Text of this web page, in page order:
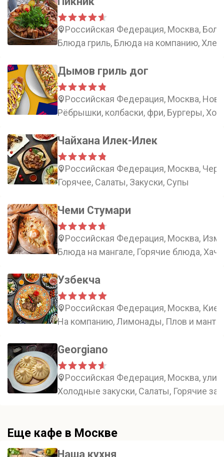
Российская Федерация, Москва,
Блюда гриль, Блюда на компанию,
Дымов гриль дог
Российская Федерация, Москва,
Рёбрышки, колбаски, фри, Бургеры,
Чайхана Илек-Илек
Российская Федерация, Москва,
Горячее, Салаты, Закуски, Супы
Чеми Стумари
Российская Федерация, Москва,
Блюда на мангале, Горячие блюда,
Узбекча
Российская Федерация, Москва,
На компанию, Лимонады, Плов и
Georgiano
Российская Федерация, Москва,
Холодные закуски, Салаты, Горячие
Еще кафе в Москве
Наша кухня